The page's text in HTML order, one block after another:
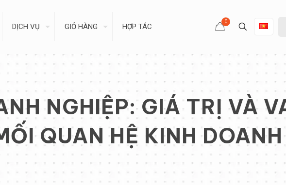
DỊCH VỤ GIỎ HÀNG HỢP TÁC
0
NGHIỆP: GIÁ TRỊ VÀ
QUAN HỆ KINH DOANH